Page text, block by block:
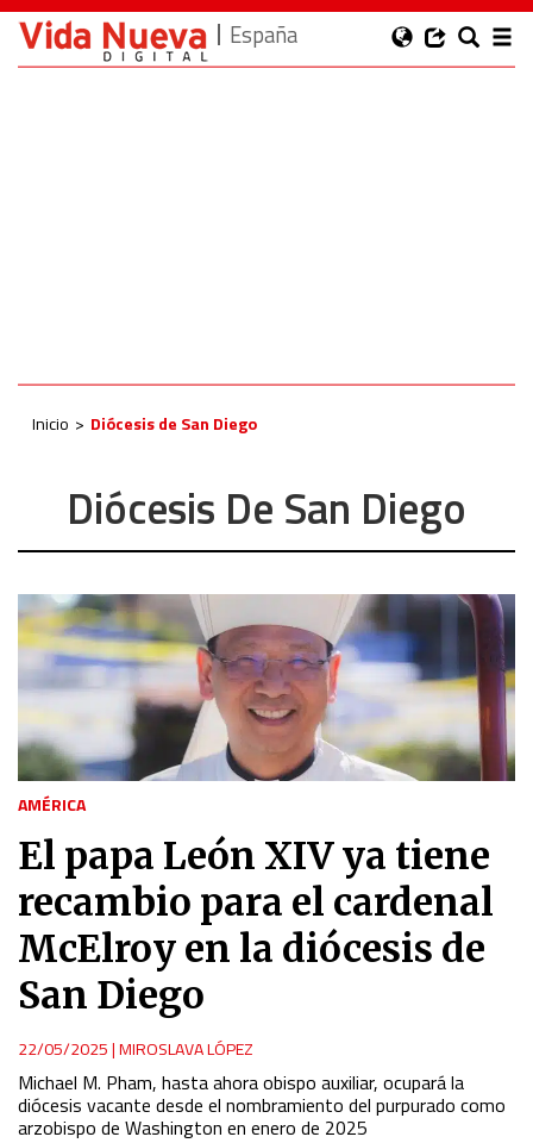
España
Inicio Diócesis de San Diego
Diócesis De San Diego
AMÉRICA
El papa León XIV ya tiene
recambio para el cardenal
McElroy en la diócesis de
San Diego
22/05/2025|MIROSLAVA LÓPEZ
Michael M. Pham, hasta ahora obispo auxiliar, ocupará la
diócesis vacante desde el nombramiento del purpurado como
arzobispo de Washington en enero de 2025